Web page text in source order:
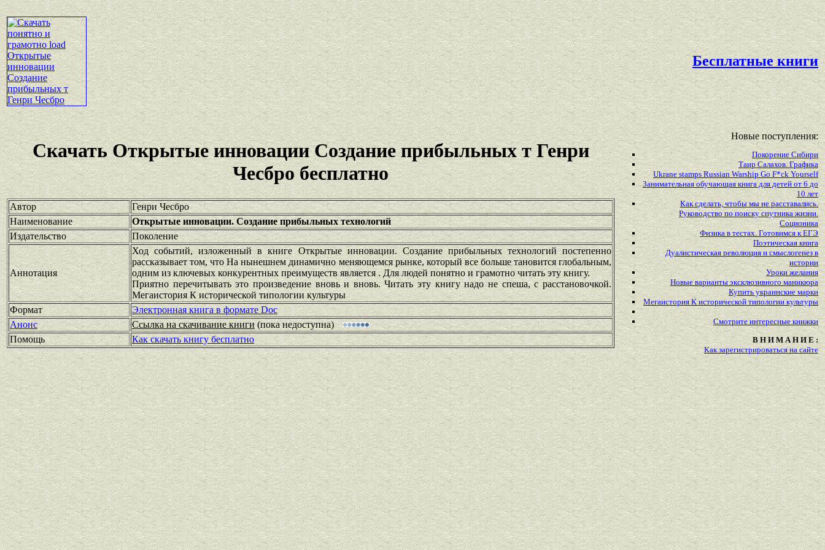
Бесплатные книги
Скачать Открытые инновации Создание прибыльных т Генри
Чесбро бесплатно
Автор
Генри Чесбро
Наименование
Открытые инновации. Создание прибыльных технологий
Издательство
Поколение
Аннотация
Ход событий, изложенный в книге Открытые инновации. Создание прибыльных технологий постепенно
рассказывает том, что На нынешнем динамично меняющемся рынке, который все больше тановится глобальным,
одним из ключевых конкурентных преимуществ является . Для людей понятно и грамотно читать эту книгу.
Приятно перечитывать это произведение вновь и вновь. Читать эту книгу надо не спеша, с расстановочкой.
Мегаистория К исторической типологии культуры
Формат
Электронная книга в формате Doc
Анонс
Ссылка на скачивание книги(пока недоступна)
Помощь
Как скачать книгу бесплатно
Новые поступления:
Покорение Сибири
Таир Салахов. Графика
Ukrane stamps Russian Warship Go F*ck Yourself
Занимательная обучающая книга для детей от 6 до
10 лет
Как сделать, чтобы мы не расставались.
Руководство по поиску спутника жизни.
Соционика
Физика в тестах. Готовимся к ЕГЭ
Поэтическая книга
Дуалистическая революция и смыслогенез в
истории
Уроки желания
Новые варианты эксклюзивного маникюра
Купить украинские марки
Мегаистория К исторической типологии культуры
Смотрите интересныекнижки
В Н И М А Н И Е :
Как зарегистрироваться на сайте